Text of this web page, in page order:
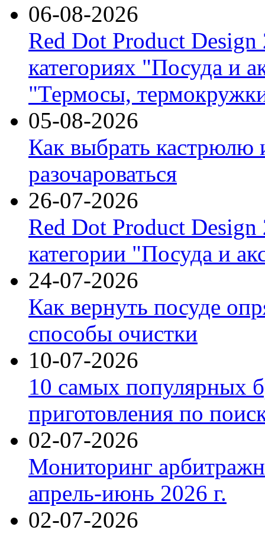
06-08-2026
Red Dot Product Design
категориях "Посуда и
"Термосы,
05-08-2026
Как выбрать кастрюлю
разочароваться
26-07-2026
Red Dot Product Design
категории "Посуда и
24-07-2026
Как вернуть посуде
способы очистки
10-07-2026
10 самых популярных
приготовления по
02-07-2026
Мониторинг
апрель-июнь 2026 г.
02-07-2026